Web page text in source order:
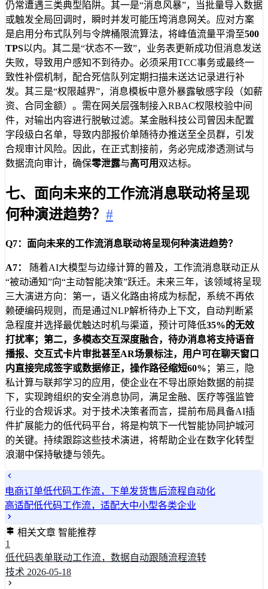
仍常遭遇三类典型陷阱。其一是“消息风暴”，当批量导入数据
或触发全局回调时，瞬时并发可能压垮消息网关。应对方案
是启用分布式队列与令牌桶限流算法，将峰值流量平滑至500
TPS以内。其二是“状态不一致”，业务表更新成功但消息发送
失败，导致用户感知不到待办。必须采用TCC事务或最终一
致性补偿机制，配合死信队列定期扫描未送达记录进行补
发。其三是“权限越界”，消息模板中意外暴露敏感字段（如薪
资、合同金额）。需在网关层强制接入RBAC权限校验中间
件，对输出内容进行脱敏过滤。某金融科技公司曾因未配置
字段级白名单，导致内部报价单随待办推送至全员群，引发
合规审计风险。因此，在正式割接前，务必完成渗透测试与
数据流向审计，确保零泄露与高可用 双达标。
七、面向未来的工作流消息联动将呈现
何种演进趋势？ #
Q7：面向未来的工作流消息联动将呈现何种演进趋势？
A7：
随着AI大模型与边缘计算的普及，工作流消息联动正从
“被动通知”向“主动智能决策”跃迁。未来三年，该领域将呈现
三大演进方向：第一，语义化路由将成为标配，系统不再依
赖硬编码规则，而是通过NLP解析待办上下文，自动判断紧
急程度并选择最优触达时机与渠道，预计可降低35%的无效
打扰率；第二，多模态交互深度融合，待办消息将支持语音
播报、交互式卡片审批甚至AR场景标注，用户可在聊天窗口
内直接完成签字或数据修正，操作路径缩短60% ；第三，隐
私计算与联邦学习的应用，使企业在不导出原始数据的前提
下，实现跨组织的安全消息协同，满足金融、医疗等强监管
行业的合规诉求。对于技术决策者而言，提前布局具备AI插
件扩展能力的低代码平台，将是构筑下一代智能协同护城河
的关键。持续跟踪这些技术演进，将帮助企业在数字化转型
浪潮中保持敏捷与领先。
电商订单低代码工作流，下单发货售后流程自动化
高适配低代码工作流，适配大中小型各类企业
相关文章 智能推荐
1
低代码表单联动工作流，数据自动跟随流程流转
技术 2026-05-18